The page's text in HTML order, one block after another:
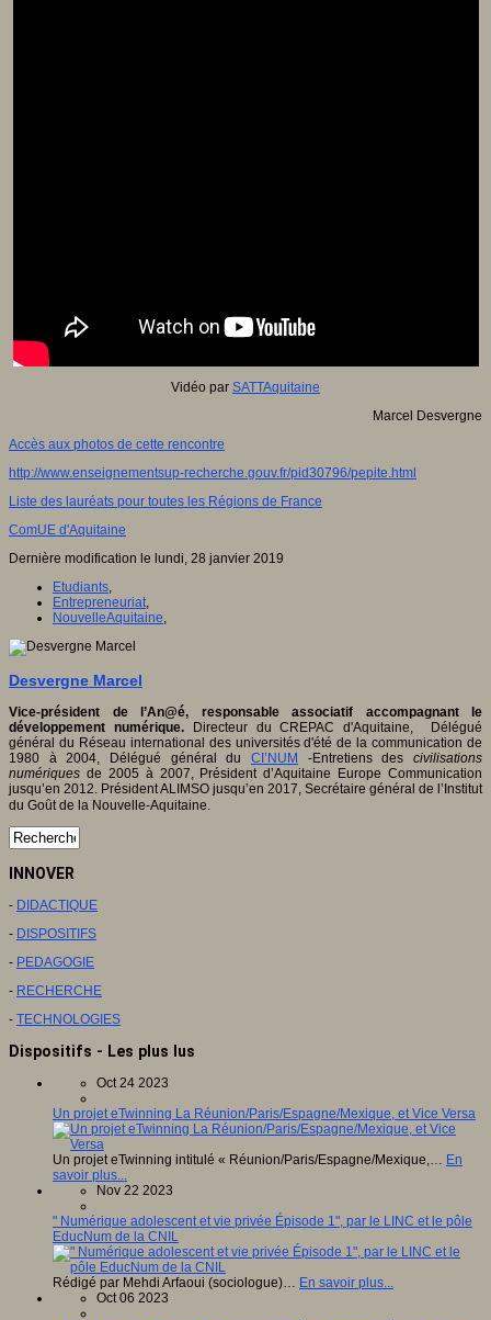
Vidéo par SATTAquitaine
Marcel Desvergne
Accès aux photos de cette rencontre
http://www.enseignementsup-recherche.gouv.fr/pid30796/pepite.html
Liste des lauréats pour toutes les Régions de France
ComUE d'Aquitaine
Dernière modification le lundi, 28 janvier 2019
Etudiants,
Entrepreneuriat,
NouvelleAquitaine,
Desvergne Marcel
Vice-président de l’An@é, responsable associatif accompagnant le
développement numérique.Directeur du CREPAC d'Aquitaine, Délégué
général du Réseau international des universités d'été de la communication de
1980 à 2004, Délégué général du CI’NUM -Entretiens des civilisations
numériques de 2005 à 2007, Président d’Aquitaine Europe Communication
jusqu’en 2012. Président ALIMSO jusqu’en 2017, Secrétaire général de l’Institut
du Goût de la Nouvelle-Aquitaine.
INNOVER
- DIDACTIQUE
- DISPOSITIFS
- PEDAGOGIE
- RECHERCHE
- TECHNOLOGIES
Dispositifs - Les plus lus
Oct 24 2023
Un projet eTwinning La Réunion/Paris/Espagne/Mexique, et Vice Versa
Un projet eTwinning intitulé « Réunion/Paris/Espagne/Mexique,… En
savoir plus...
Nov 22 2023
" Numérique adolescent et vie privée Épisode 1", par le LINC et le pôle
EducNum de la CNIL
Rédigé par Mehdi Arfaoui (sociologue)… En savoir plus...
Oct 06 2023